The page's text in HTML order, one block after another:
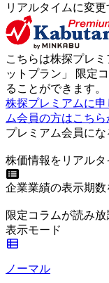
リアルタイムに変更
こちらは株探プレミ
ットプラン 」 限定
ることができます。
株探プレミアムに申
ム会員の方はこち
プレミアム会員にな
株価情報をリアル
企業業績の表示期数
限定コラムが読み放
表示モード
ノーマル